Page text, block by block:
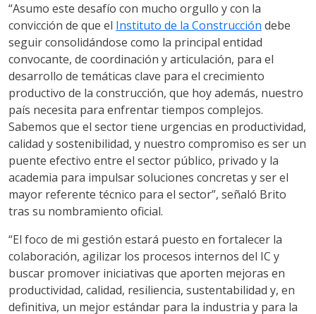
“Asumo este desafío con mucho orgullo y con la
convicción de que el Instituto de la Construcción debe
seguir consolidándose como la principal entidad
convocante, de coordinación y articulación, para el
desarrollo de temáticas clave para el crecimiento
productivo de la construcción, que hoy además, nuestro
país necesita para enfrentar tiempos complejos.
Sabemos que el sector tiene urgencias en productividad,
calidad y sostenibilidad, y nuestro compromiso es ser un
puente efectivo entre el sector público, privado y la
academia para impulsar soluciones concretas y ser el
mayor referente técnico para el sector”, señaló Brito
tras su nombramiento oficial.
“El foco de mi gestión estará puesto en fortalecer la
colaboración, agilizar los procesos internos del IC y
buscar promover iniciativas que aporten mejoras en
productividad, calidad, resiliencia, sustentabilidad y, en
definitiva, un mejor estándar para la industria y para la